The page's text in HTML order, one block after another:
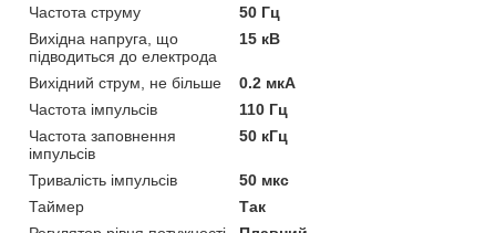
Частота струму
50 Гц
Вихідна напруга, що
підводиться до електрода
15 кВ
Вихідний струм, не більше
0.2 мкА
Частота імпульсів
110 Гц
Частота заповнення
імпульсів
50 кГц
Тривалість імпульсів
50 мкс
Таймер
Так